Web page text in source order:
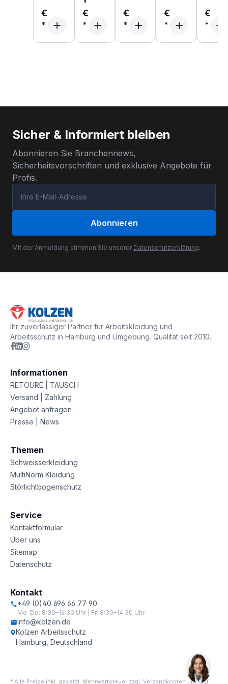
€
€
€ € €
Sicher & Informiert bleiben
Abonnieren Sie Branchennews,
Sicherheitsvorschriften und exklusive Angebote für
Profis.
Abonnieren
Mit der Anmeldung stimmen Sie unserer Datenschutzerklärung.
Ihr zuverlässiger Partner für Arbeitskleidung und
Arbeitsschutz in Hamburg und Umgebung. Qualität seit 2010.
Informationen
RETOURE | TAUSCH
Versand | Zahlung
Angebot anfragen
Presse | News
Themen
Schweisserkleidung
MultiNorm Kleidung
Störlichtbogenschutz
Service
Kontaktformular
Über uns
Sitemap
Datenschutz
Kontakt
+49 (0)40 696 66 77 90
Mo–Do: 8:30–16:30 Uhr | Fr: 8:30–14:30 Uhr
info@kolzen.de
Kolzen Arbeitsschutz
Hamburg, Deutschland
* Alle Preise inkl. gesetzl. Mehrwertsteuer zzgl. Versandkosten und ggf.